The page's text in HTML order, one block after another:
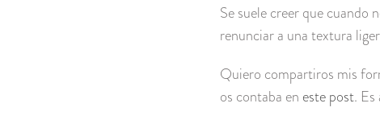
Se suele creer que cuando
renunciar a una textura
Quiero compartiros mis
os contaba en este post.